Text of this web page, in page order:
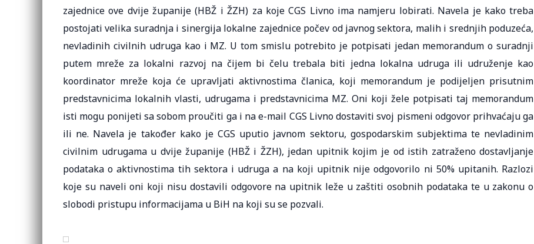
zajednice ove dvije županije (HBŽ i ŽZH) za koje CGS Livno ima namjeru lobirati. Navela je kako treba
postojati velika suradnja i sinergija lokalne zajednice počev od javnog sektora, malih i srednjih poduzeća,
nevladinih civilnih udruga kao i MZ. U tom smislu potrebito je potpisati jedan memorandum o suradnji
putem mreže za lokalni razvoj na čijem bi čelu trebala biti jedna lokalna udruga ili udruženje kao
koordinator mreže koja će upravljati aktivnostima članica, koji memorandum je podijeljen prisutnim
predstavnicima lokalnih vlasti, udrugama i predstavnicima MZ. Oni koji žele potpisati taj memorandum
isti mogu ponijeti sa sobom proučiti ga i na e-mail CGS Livno dostaviti svoj pismeni odgovor prihvaćaju ga
ili ne. Navela je također kako je CGS uputio javnom sektoru, gospodarskim subjektima te nevladinim
civilnim udrugama u dvije županije (HBŽ i ŽZH), jedan upitnik kojim je od istih zatraženo dostavljanje
podataka o aktivnostima tih sektora i udruga a na koji upitnik nije odgovorilo ni 50% upitanih. Razlozi
koje su naveli oni koji nisu dostavili odgovore na upitnik leže u zaštiti osobnih podataka te u zakonu o
slobodi pristupu informacijama u BiH na koji su se pozvali.